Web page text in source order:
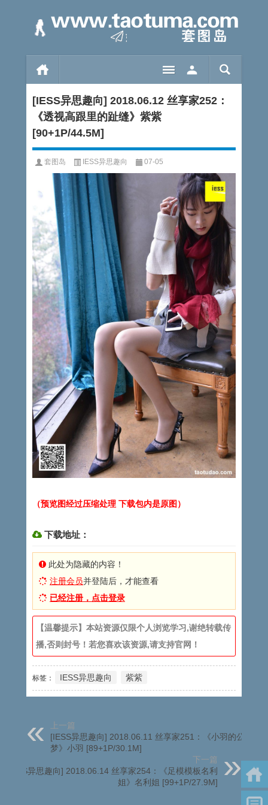
[IESS异思趣向] 2018.06.12 丝享家252：
《透视高跟里的趾缝》紫紫
[90+1P/44.5M]
套图岛 IESS异思趣向 07-05
（预览图经过压缩处理 下载包内是原图）
下载地址：
此处为隐藏的内容！
注册会员并登陆后，才能查看
已经注册，点击登录
【温馨提示】本站资源仅限个人浏览学习,谢绝转载传
播,否则封号！若您喜欢该资源,请支持官网！
标签： IESS异思趣向 紫紫
上一篇
[IESS异思趣向] 2018.06.11 丝享家251：《小羽的公主
梦》小羽 [89+1P/30.1M]
下一篇
[IESS异思趣向] 2018.06.14 丝享家254：《足模模板名利
姐》名利姐 [99+1P/27.9M]